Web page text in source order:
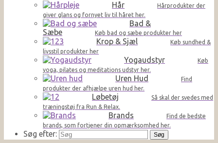
Hår
Hårprodukter der
giver glans og fornyet liv til håret her.
Bad &
Sæbe
Køb bad og sæbe produkter her
Krop & Sjæl
Køb sundhed &
livsstil produkter her
Yogaudstyr
Køb
yoga, pilates og meditations udstyr her.
Uren Hud
Find
produkter der afhjælpe uren hud her.
Løbetøj
Så skal der svedes med
træningstøj fra Run & Relax.
Brands
Find de bedste
brands, som fortjener din opmærksomhed her.
Søg efter: